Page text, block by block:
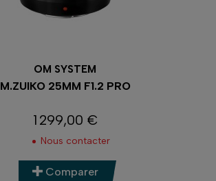
OM SYSTEM
M.ZUIKO 25MM F1.2 PRO
Prix
1 299,00 €
Nous contacter
Comparer